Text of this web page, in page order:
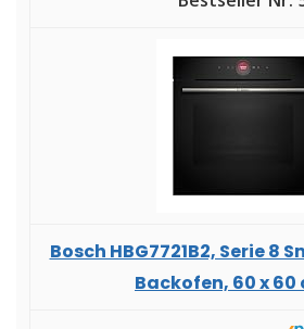
Bosch HBG7721B2, Serie 8
Backofen, 60 x 60